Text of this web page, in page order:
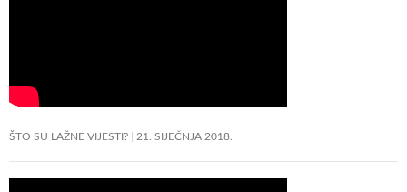
ŠTO SU LAŽNE VIJESTI? 21. SIJEČNJA 2018.